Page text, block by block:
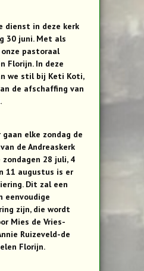
dienst in deze kerk
30 juni. Met als
pastoraal
Florijn. In deze
we stil bij Keti Koti,
de afschaffing van
gaan elke zondag de
de Andreaskerk
zondagen 28 juli, 4
11 augustus is er
Dit zal een
eenvoudige
zijn, die wordt
Mies de Vries-
Ruizeveld-de
Florijn.